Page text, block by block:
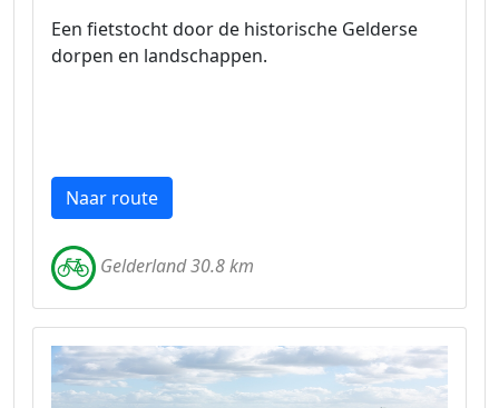
Een fietstocht door de historische Gelderse
dorpen en landschappen.
Naar route
Gelderland 30.8 km